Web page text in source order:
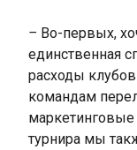
– Во-первых,
единственная
расходы
командам
турнира мы